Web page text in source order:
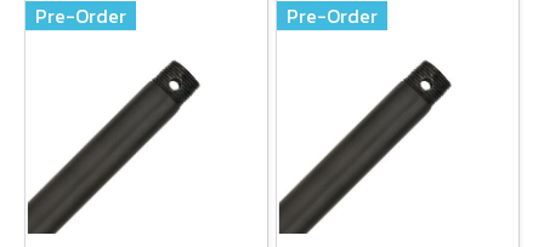
Pre-Order Pre-Order